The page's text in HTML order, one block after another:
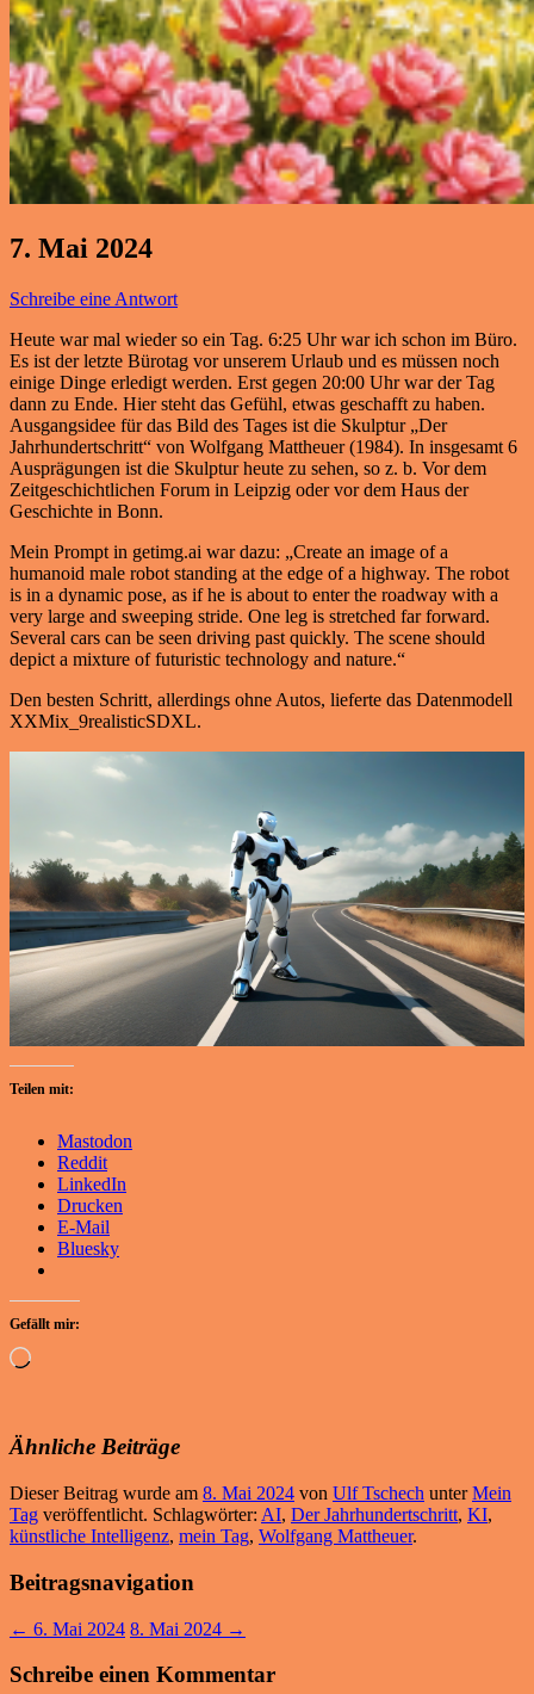
7. Mai 2024
Schreibe eine Antwort
Heute war mal wieder so ein Tag. 6:25 Uhr war ich schon im Büro.
Es ist der letzte Bürotag vor unserem Urlaub und es müssen noch
einige Dinge erledigt werden. Erst gegen 20:00 Uhr war der Tag
dann zu Ende. Hier steht das Gefühl, etwas geschafft zu haben.
Ausgangsidee für das Bild des Tages ist die Skulptur „Der
Jahrhundertschritt“ von Wolfgang Mattheuer (1984). In insgesamt 6
Ausprägungen ist die Skulptur heute zu sehen, so z. b. Vor dem
Zeitgeschichtlichen Forum in Leipzig oder vor dem Haus der
Geschichte in Bonn.
Mein Prompt in getimg.ai war dazu: „Create an image of a
humanoid male robot standing at the edge of a highway. The robot
is in a dynamic pose, as if he is about to enter the roadway with a
very large and sweeping stride. One leg is stretched far forward.
Several cars can be seen driving past quickly. The scene should
depict a mixture of futuristic technology and nature.“
Den besten Schritt, allerdings ohne Autos, lieferte das Datenmodell
XXMix_9realisticSDXL.
Teilen mit:
Mastodon
Reddit
LinkedIn
Drucken
E-Mail
Bluesky
Gefällt mir:
Wird
Ähnliche Beiträge
Dieser Beitrag wurde am 8. Mai 2024 von Ulf Tschech unterMein
Tag veröffentlicht. Schlagwörter: AI, Der Jahrhundertschritt, KI,
künstliche Intelligenz, mein Tag, Wolfgang Mattheuer.
Beitragsnavigation
← 6. Mai 2024 8. Mai 2024 →
Schreibe einen Kommentar